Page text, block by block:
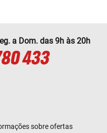
a Dom. das 9h às 20h
433
sobre ofertas